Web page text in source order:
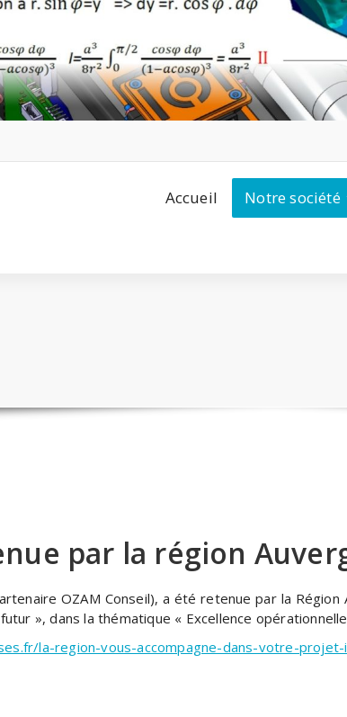
Accueil Notre société
par la région
OZAM Conseil), a été retenue par la
», dans la thématique « Excellence
la-region-vous-accompagne-dans-votre-